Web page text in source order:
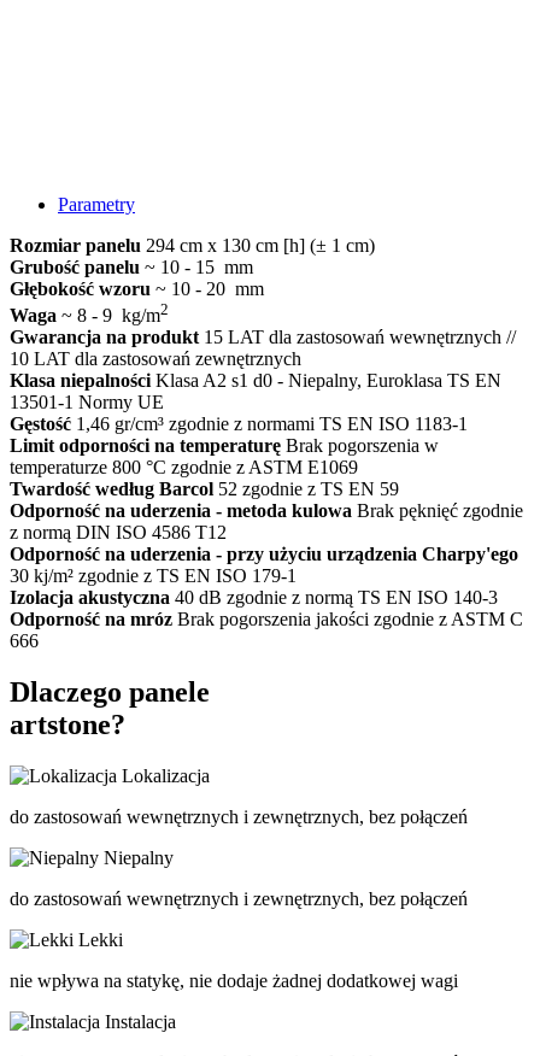
Parametry
Rozmiar panelu 294 cm x 130 cm [h] (± 1 cm)
Grubość panelu ~ 10 - 15 mm
Głębokość wzoru ~ 10 - 20 mm
Waga ~ 8 - 9 kg/m2
Gwarancja na produkt 15 LAT dla zastosowań wewnętrznych //
10 LAT dla zastosowań zewnętrznych
Klasa niepalności Klasa A2 s1 d0 - Niepalny, Euroklasa TS EN
13501-1 Normy UE
Gęstość 1,46 gr/cm³ zgodnie z normami TS EN ISO 1183-1
Limit odporności na temperaturę Brak pogorszenia w
temperaturze 800 °C zgodnie z ASTM E1069
Twardość według Barcol 52 zgodnie z TS EN 59
Odporność na uderzenia - metoda kulowa Brak pęknięć zgodnie
z normą DIN ISO 4586 T12
Odporność na uderzenia - przy użyciu urządzenia Charpy'ego
30 kj/m² zgodnie z TS EN ISO 179-1
Izolacja akustyczna 40 dB zgodnie z normą TS EN ISO 140-3
Odporność na mróz Brak pogorszenia jakości zgodnie z ASTM C
666
Dlaczego panele
artstone?
Lokalizacja
do zastosowań wewnętrznych i zewnętrznych, bez połączeń
Niepalny
do zastosowań wewnętrznych i zewnętrznych, bez połączeń
Lekki
nie wpływa na statykę, nie dodaje żadnej dodatkowej wagi
Instalacja